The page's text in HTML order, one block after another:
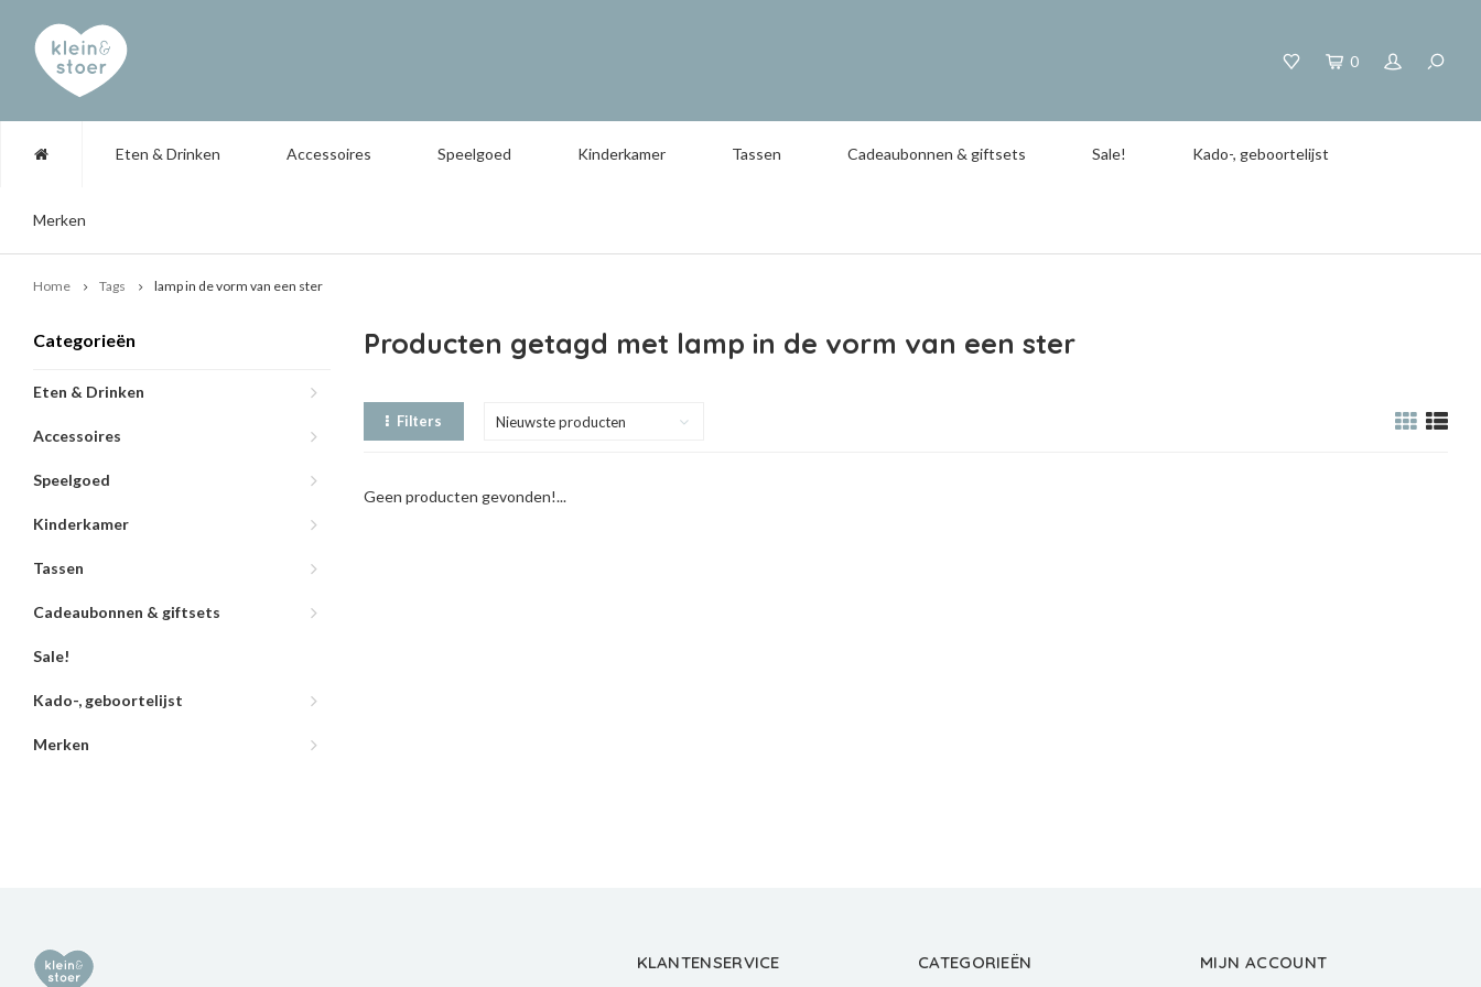
0
Eten & Drinken Accessoires Speelgoed Kinderkamer Tassen Cadeaubonnen & giftsets Sale! Kado-, geboortelijst
Merken
Home Tags lamp in de vorm van een ster
Categorieën
Eten & Drinken
Accessoires
Speelgoed
Kinderkamer
Tassen
Cadeaubonnen & giftsets
Sale!
Kado-, geboortelijst
Merken
Producten getagd met lamp in de vorm van een ster
Filters Nieuwste producten
Geen producten gevonden!...
KLANTENSERVICE CATEGORIEËN MIJN ACCOUNT